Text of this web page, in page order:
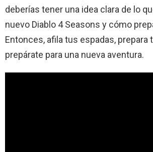
deberías tener una idea clara de lo
nuevo Diablo 4 Seasons y cómo
Entonces, afila tus espadas,
prepárate para una nueva aventura.